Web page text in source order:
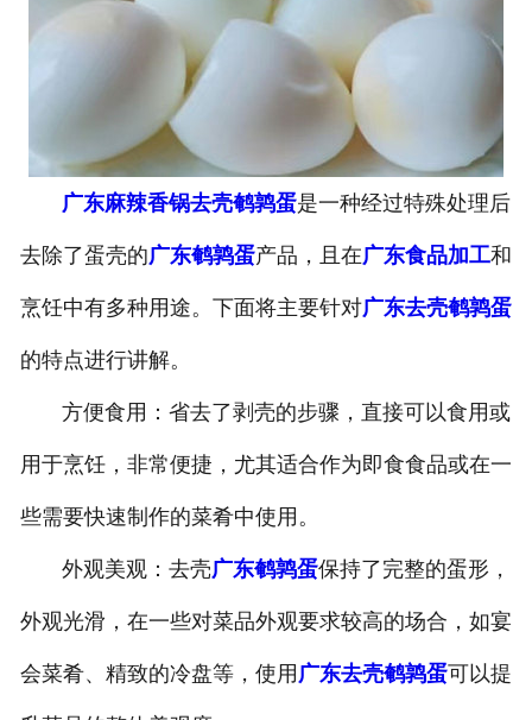
广东新东方食品
广东食品代加工
广东精忠报国八大锤典故版
- 广东茶香味卤蛋
广东麻辣香锅去壳鹌鹑蛋是一种经过特殊处理后
去除了蛋壳的广东鹌鹑蛋产品，且在广东食品加工和
烹饪中有多种用途。下面将主要针对广东去壳鹌鹑蛋
的特点进行讲解。
方便食用：省去了剥壳的步骤，直接可以食用或
用于烹饪，非常便捷，尤其适合作为即食食品或在一
些需要快速制作的菜肴中使用。
外观美观：去壳广东鹌鹑蛋保持了完整的蛋形，
外观光滑，在一些对菜品外观要求较高的场合，如宴
会菜肴、精致的冷盘等，使用 广东去壳鹌鹑蛋可以提